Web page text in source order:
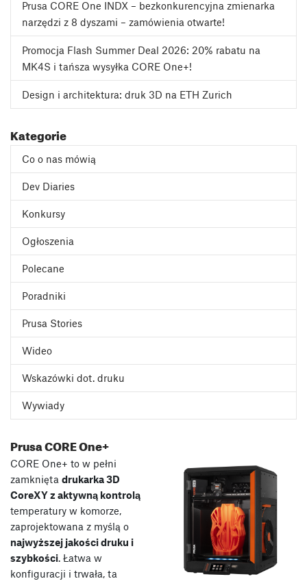
Prusa CORE One INDX – bezkonkurencyjna zmienarka
narzędzi z 8 dyszami – zamówienia otwarte!
Promocja Flash Summer Deal 2026: 20% rabatu na
MK4S i tańsza wysyłka CORE One+!
Design i architektura: druk 3D na ETH Zurich
Kategorie
Co o nas mówią
Dev Diaries
Konkursy
Ogłoszenia
Polecane
Poradniki
Prusa Stories
Wideo
Wskazówki dot. druku
Wywiady
Prusa CORE One+
CORE One+ to w pełni
zamknięta drukarka 3D
CoreXY z aktywną kontrolą
temperatury w komorze,
zaprojektowana z myślą o
najwyższej jakości druku i
szybkości. Łatwa w
konfiguracji i trwała, ta